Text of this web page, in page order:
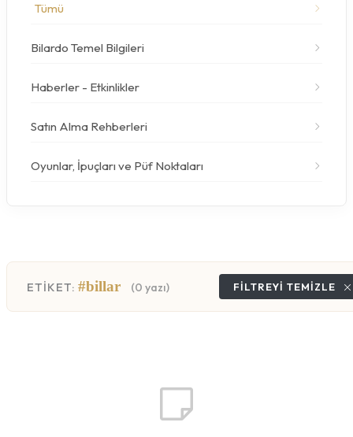
Tümü
Bilardo Temel Bilgileri
Haberler - Etkinlikler
Satın Alma Rehberleri
Oyunlar, İpuçları ve Püf Noktaları
ETİKET: #billar (0 yazı) FILTREYI TEMIZLE